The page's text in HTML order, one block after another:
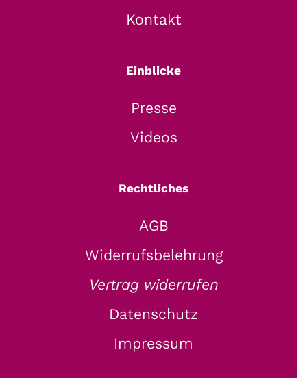
Kontakt
Einblicke
Presse
Videos
Rechtliches
AGB
Widerrufsbelehrung
Vertrag widerrufen
Datenschutz
Impressum